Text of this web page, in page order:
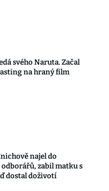
svého Naruta. Začal
na hraný film
najel do
zabil matku s
dostal doživotí